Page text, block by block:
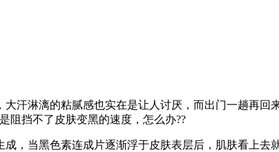
汗淋漓的粘腻感也实在是让人讨厌，而出门一趟再
阻挡不了皮肤变黑的速度，怎么办??
，当黑色素连成片逐渐浮于皮肤表层后，肌肤看上去